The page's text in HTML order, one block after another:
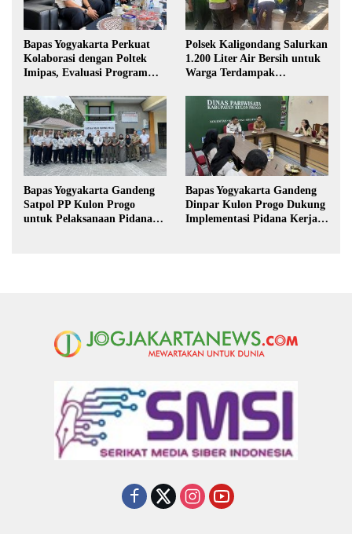
Bapas Yogyakarta Perkuat
Kolaborasi dengan Poltek
Imipas, Evaluasi Program
Polsek Kaligondang Salurkan
1.200 Liter Air Bersih untuk
Warga Terdampak
Bapas Yogyakarta Gandeng
Satpol PP Kulon Progo
untuk Pelaksanaan Pidana
Bapas Yogyakarta Gandeng
Dinpar Kulon Progo Dukung
Implementasi Pidana Kerja